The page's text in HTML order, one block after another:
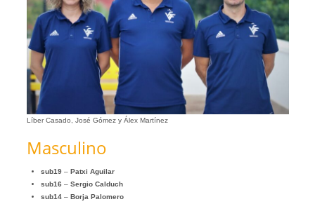
Líber Casado, José Gómez y Álex Martínez
Masculino
sub19– Patxi Aguilar
sub16 – Sergio Calduch
sub14– Borja Palomero